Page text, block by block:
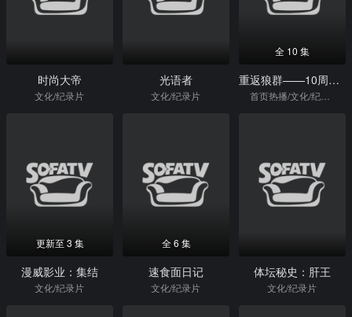
时尚大帝
文化/纪录片
光语者
文化/纪录片
全 10 集
重返狼群——10周年纪念版
首页热播/文化/纪录片
更新至 3 集
漫威影业：集结
文化/纪录片
全 6 集
速食面日记
文化/纪录片
体坛秘史：肝王
文化/纪录片